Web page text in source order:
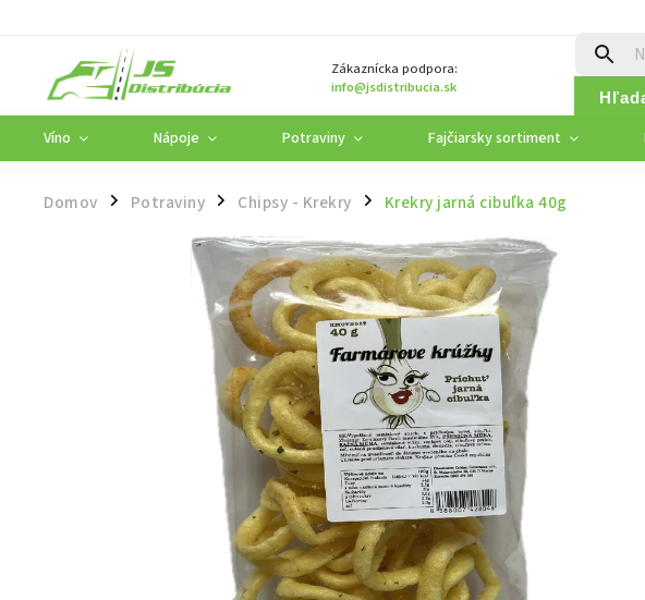
Zákaznícka podpora:
info@jsdistribucia.sk
Víno Nápoje Potraviny Fajčiarsky sortiment
Domov / Potraviny / Chipsy - Krekry / Krekry jarná cibuľka 40g